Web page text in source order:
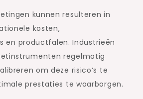
kunnen resulteren in
kosten,
en productfalen. Industrieën
regelmatig
om deze risico’s te
prestaties te waarborgen.